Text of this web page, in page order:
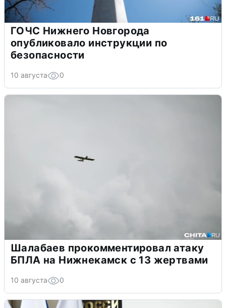
ГОЧС Нижнего Новгорода
опубликовало инструкции по
безопасности
10 августа 0
Шалабаев прокомментировал атаку
БПЛА на Нижнекамск с 13 жертвами
10 августа 0